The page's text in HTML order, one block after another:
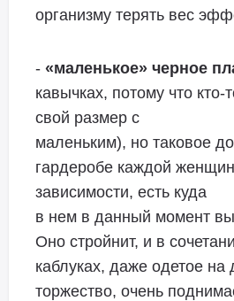
организму терять вес
- «маленькое» черное
кавычках, потому что кто-
свой размер с
маленьким), но таковое
гардеробе каждой
зависимости, есть куда
в нем в данный момент
Оно стройнит, и в
каблуках, даже одетое
торжество, очень